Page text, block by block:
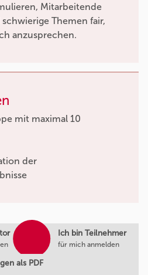
Ich bin Teilnehmer
für mich anmelden
als PDF
Mitarbeitende
Themen fair,
anzusprechen.
mit maximal 10
der